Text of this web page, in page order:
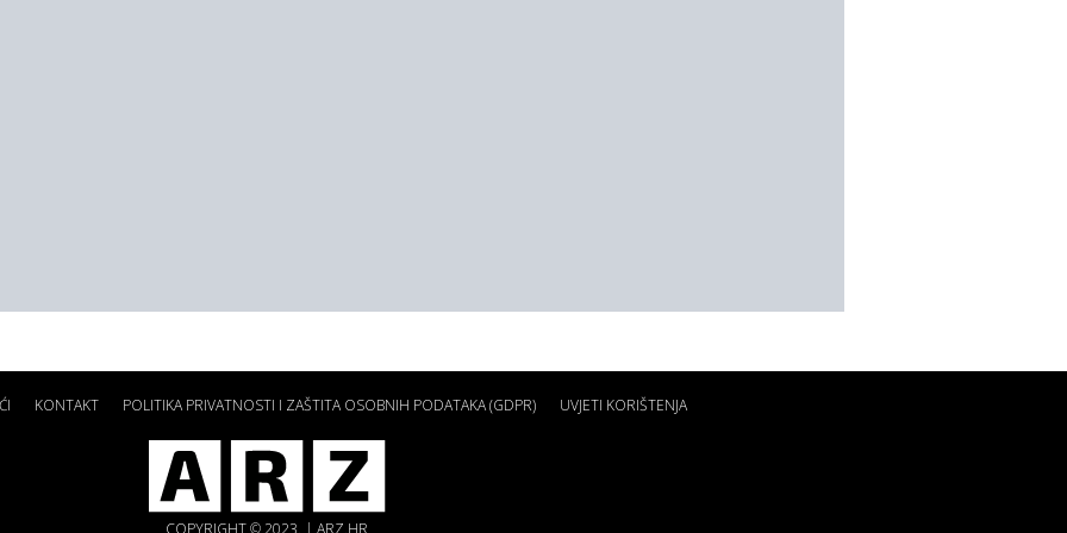
KONTAKT POLITIKA PRIVATNOSTI I ZAŠTITA OSOBNIH PODATAKA (GDPR) UVJETI KORIŠTENJA
COPYRIGHT © 2023. | ARZ.HR